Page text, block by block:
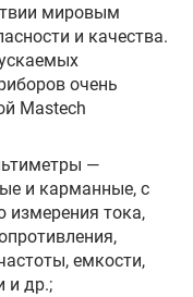
мировым
и качества.
очень
Mastech
—
и карманные, с
измерения тока,
емкости,
и др.;